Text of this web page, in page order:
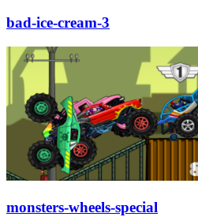
bad-ice-cream-3
monsters-wheels-special